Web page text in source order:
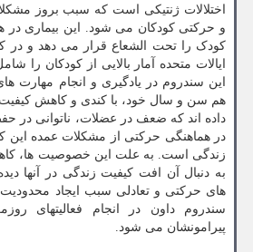
اختلالات ژنتیکی است که سبب بروز
کودک را تحت الشعاع قرار می دهد و
ایالات متحده آمار بالایی از کودکان را
این سندروم در یادگیری و انجام مهارت
هم سن و سال خود، با کندی و کاهش کیفیت
داده اند که ضعف در عضلات، ناتوانی در
در هماهنگی حرکتی از مشکلات عمده این
زندگی است. به علت این خصوصیت ها،
به دنبال آن افت کیفیت زندگی در آنها
های حرکتی و تعادلی سبب ایجاد محدودیت
سندروم داون در انجام فعالیتهای
پیرامونشان می شود.